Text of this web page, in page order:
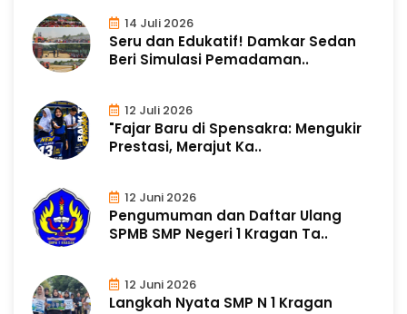
14 Juli 2026
Seru dan Edukatif! Damkar Sedan
Beri Simulasi Pemadaman..
12 Juli 2026
"Fajar Baru di Spensakra: Mengukir
Prestasi, Merajut Ka..
12 Juni 2026
Pengumuman dan Daftar Ulang
SPMB SMP Negeri 1 Kragan Ta..
12 Juni 2026
Langkah Nyata SMP N 1 Kragan